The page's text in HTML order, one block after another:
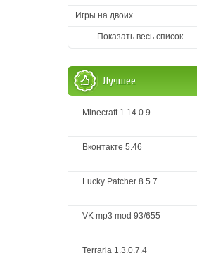
Игры на двоих
Показать весь список
Лучшее
Minecraft 1.14.0.9
Вконтакте 5.46
Lucky Patcher 8.5.7
VK mp3 mod 93/655
Terraria 1.3.0.7.4